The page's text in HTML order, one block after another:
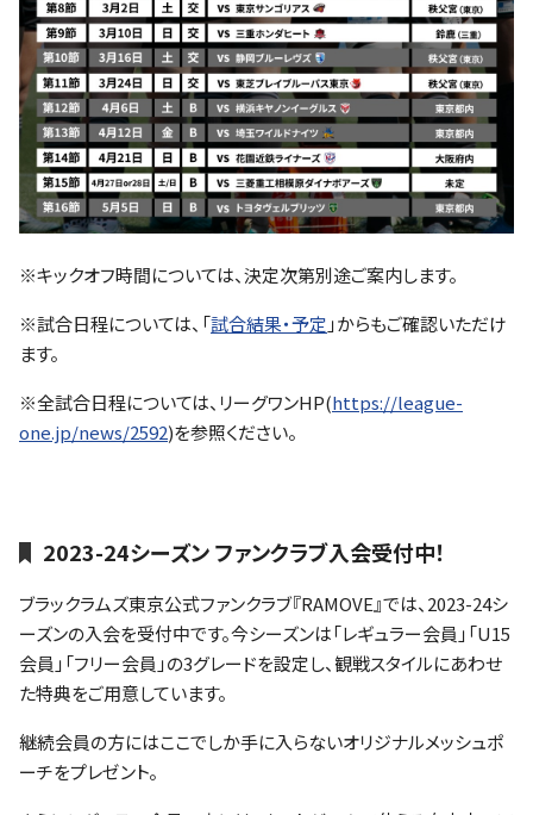
※キックオフ時間については、決定次第別途ご案内します。
※試合日程については、「試合結果・予定 」からもご確認いただけ
ます。
※全試合日程については、リーグワンHP(https://league-
one.jp/news/2592)を参照ください。
2023-24シーズン ファンクラブ入会受付中！
ブラックラムズ東京公式ファンクラブ『RAMOVE』では、2023-24シ
ーズンの入会を受付中です。今シーズンは「レギュラー会員」「U15
会員」「フリー会員」の3グレードを設定し、観戦スタイルにあわせ
た特典をご用意しています。
継続会員の方にはここでしか手に入らないオリジナルメッシュポ
ーチをプレゼント。